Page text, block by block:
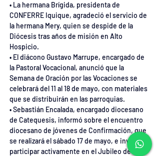
• La hermana Brígida, presidenta de
CONFERRE Iquique, agradeció el servicio de
la hermana Mery, quien se despide de la
Diócesis tras años de misión en Alto
Hospicio.
• El diácono Gustavo Marrupe, encargado de
la Pastoral Vocacional, anunció que la
Semana de Oración por las Vocaciones se
celebrará del 11 al 18 de mayo, con materiales
que se distribuirán en las parroquias.
• Sebastián Encalada, encargado diocesano
de Catequesis, informó sobre el encuentro
diocesano de jóvenes de Confirmación, que
se realizará el sábado 17 de mayo, e invitó a
participar activamente en el Jubileo de los